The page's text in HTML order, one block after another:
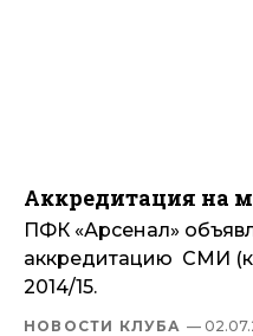
Аккредитация на
ПФК «Арсенал»
аккредитацию СМИ
2014/15.
НОВОСТИ КЛУБА —